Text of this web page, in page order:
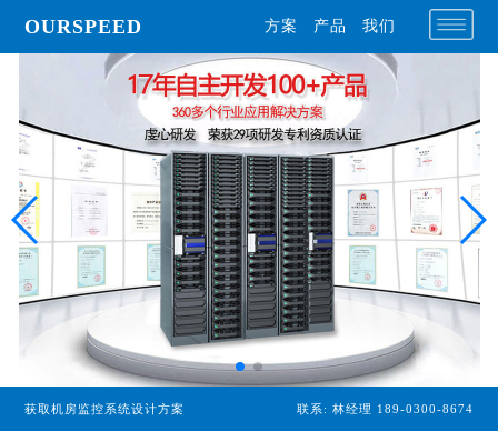
OURSPEED 方案 产品 我们
获取机房监控系统设计方案 联系: 林经理 189-0300-8674